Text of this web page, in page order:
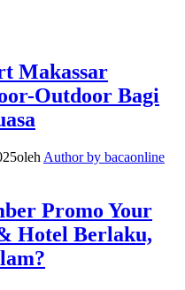
Makassar
Outdoor Bagi
oleh Author by bacaonline
Promo Your
Hotel Berlaku,